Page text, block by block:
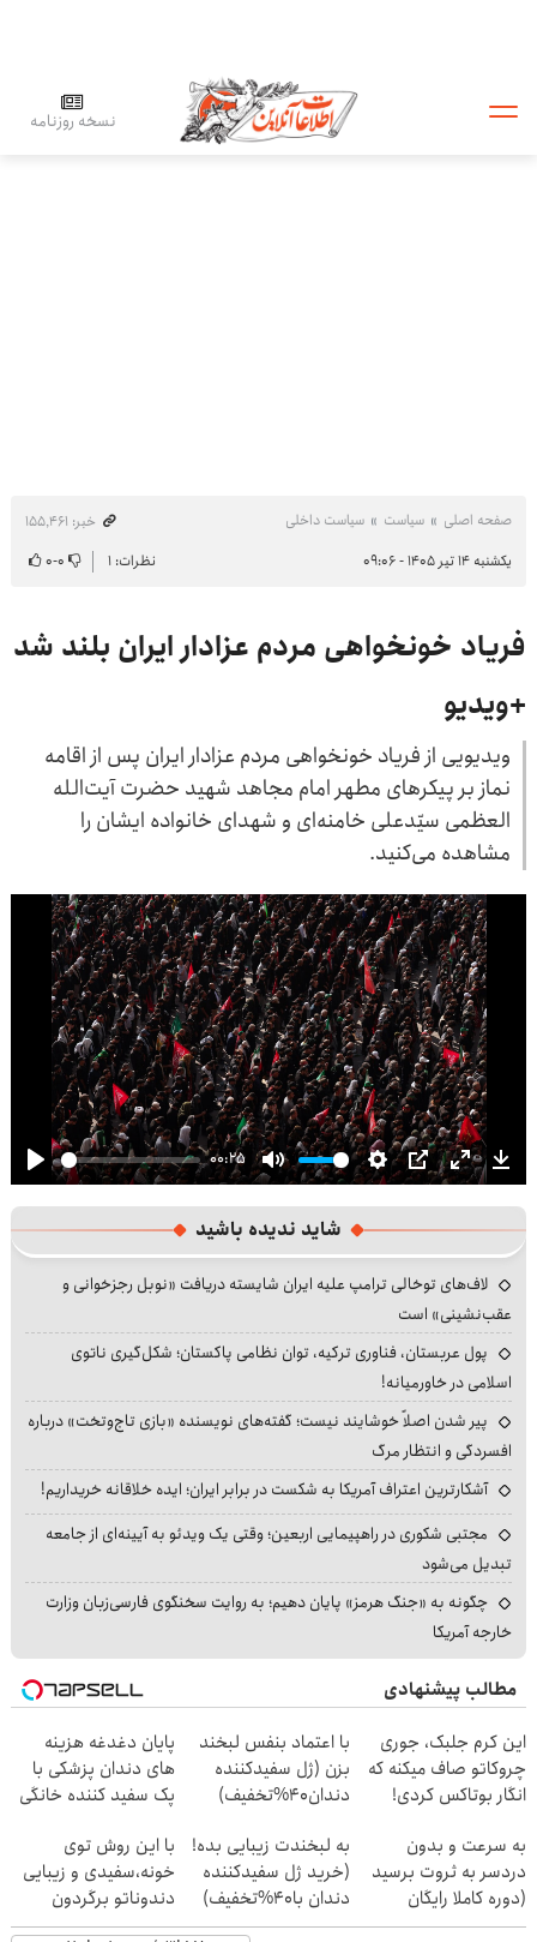
نسخه روزنامه
صفحه اصلی سیاست سیاست داخلی
خبر: ۱۵۵٬۴۶۱
یکشنبه ۱۴ تیر ۱۴۰۵ - ۰۹:۰۶
نظرات: ۱ ۰-۰
فریاد خونخواهی مردم عزادار ایران بلند شد
+ویدیو
ویدیویی از فریاد خونخواهی مردم عزادار ایران پس از اقامه
نماز بر پیکرهای مطهر امام مجاهد شهید حضرت آیت‌الله
العظمی سیّدعلی خامنه‌ای و شهدای خانواده ایشان را
مشاهده می‌کنید.
Play
00:25
Mute Settings
PIP Enter
شاید ندیده باشید
لاف‌های توخالی ترامپ علیه ایران شایسته دریافت «نوبل رجزخوانی و
عقب‌نشینی» است
پول عربستان، فناوری ترکیه، توان نظامی پاکستان؛ شکل‌گیری ناتوی
اسلامی در خاورمیانه!
پیر شدن اصلاً خوشایند نیست؛ گفته‌های نویسنده «بازی تاج‌وتخت» درباره
افسردگی و انتظار مرگ
آشکارترین اعتراف آمریکا به شکست در برابر ایران؛ ایده خلاقانه خریداریم!
مجتبی شکوری در راهپیمایی اربعین؛ وقتی یک ویدئو به آیینه‌ای از جامعه
تبدیل می‌شود
چگونه به «جنگ هرمز» پایان دهیم؛ به روایت سخنگوی فارسی‌زبان وزارت
خارجه آمریکا
مطالب پیشنهادی
این کرم جلبک، جوری
چروکاتو صاف میکنه که
انگار بوتاکس کردی!
با اعتماد بنفس لبخند
بزن (ژل سفیدکننده
دندان40%تخفیف)
پایان دغدغه هزینه
های دندان پزشکی با
پک سفید کننده خانگی
به سرعت و بدون
دردسر به ثروت برسید
(دوره کاملا رایگان
پولسازی)
به لبخندت زیبایی بده!
(خرید ژل سفیدکننده
دندان با40%تخفیف)
با این روش توی
خونه،سفیدی و زیبایی
دندوناتو برگردون
(40%off)